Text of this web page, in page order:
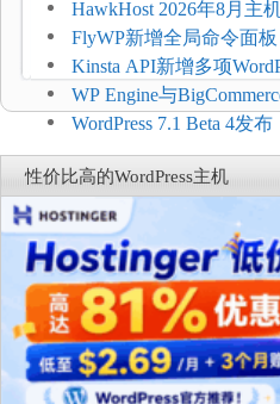
持REST API、MCP与AI
HawkHost 2026年8月主
$2.61/月，高性能主机同
FlyWP新增全局命令面
方便
Kinsta API新增多项
WP Engine与
Connect：WordPress商
商能力
WordPress 7.1 Beta 4发
复，仅建议在测试环境
性价比高的WordPress主机